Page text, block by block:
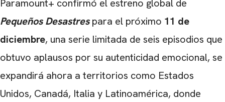
Paramount+ confirmó el estreno global de
Pequeños Desastres para el próximo 11 de
diciembre, una serie limitada de seis episodios que
obtuvo aplausos por su autenticidad emocional, se
expandirá ahora a territorios como Estados
Unidos, Canadá, Italia y Latinoamérica, donde